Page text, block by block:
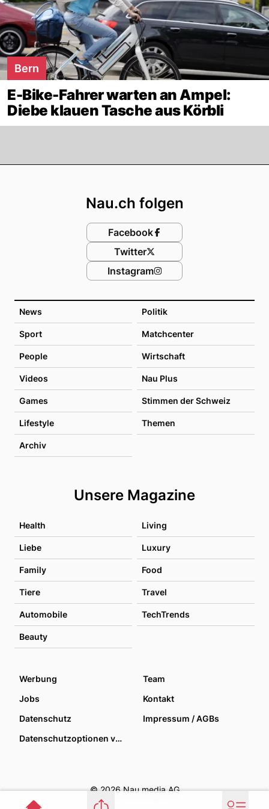
Bern
E-Bike-Fahrer warten an Ampel:
Diebe klauen Tasche aus Körbli
News Politik
Sport Matchcenter
People Wirtschaft
Videos Nau Plus
Games Stimmen der Schweiz
Lifestyle Themen
Archiv
Unsere Magazine
Health Living
Liebe Luxury
Family Food
Tiere Travel
Automobile TechTrends
Beauty
Nau.ch folgen
Facebook
Twitter
Instagram
Werbung
Team
Jobs
Kontakt
Datenschutz
Impressum / AGBs
Datenschutzoptionen verwalten
© 2026 Nau media AG